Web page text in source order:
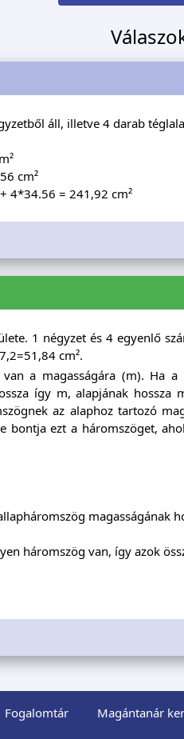
áll, illetve 4 darab
cm²
4*34.56 = 241,92 cm²
1 négyzet és 4 egyenlő
cm².
a magasságára (m). Ha
így m, alapjának hossza
az alaphoz tartozó
bontja ezt a háromszöget,
magasságának
háromszög van, így azok
Fogalomtár Magántanár